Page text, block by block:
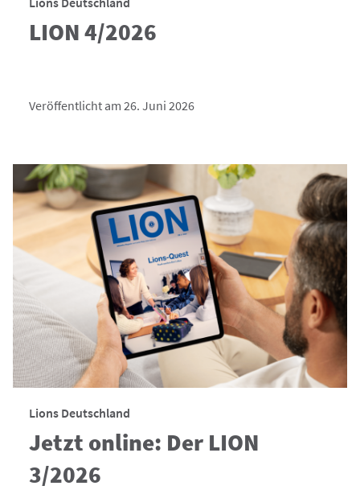
LION 4/2026
Veröffentlicht am 26. Juni 2026
Lions Deutschland
Jetzt online: Der LION
3/2026